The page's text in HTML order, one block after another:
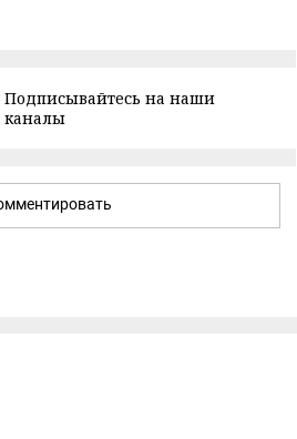
Подписывайтесь на наши
каналы